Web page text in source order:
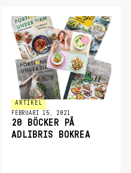
ARTIKEL
FEBRUARI 15, 2021
20 BÖCKER PÅ
ADLIBRIS BOKREA